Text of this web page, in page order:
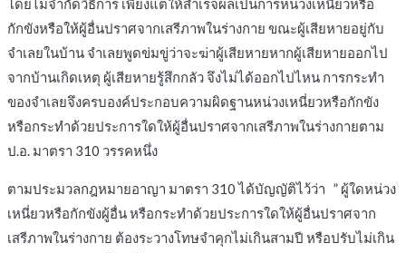
โดยไม่จำกัดวิธีการ เพียงแต่ให้สำเร็จผลเป็นการหน่วงเหนี่ยวหรือ
กักขังหรือให้ผู้อื่นปราศจากเสรีภาพในร่างกาย ขณะผู้เสียหายอยู่กับ
จำเลยในบ้าน จำเลยพูดข่มขู่ว่าจะฆ่าผู้เสียหายหากผู้เสียหายออกไป
จากบ้านเกิดเหตุ ผู้เสียหายรู้สึกกลัว จึงไม่ได้ออกไปไหน การกระทำ
ของจำเลยจึงครบองค์ประกอบความผิดฐานหน่วงเหนี่ยวหรือกักขัง
หรือกระทำด้วยประการใดให้ผู้อื่นปราศจากเสรีภาพในร่างกายตาม
ป.อ. มาตรา 310 วรรคหนึ่ง
ตามประมวลกฎหมายอาญา มาตรา 310 ได้บัญญัติไว้ว่า ” ผู้ใดหน่วง
เหนี่ยวหรือกักขังผู้อื่น หรือกระทำด้วยประการใดให้ผู้อื่นปราศจาก
เสรีภาพในร่างกาย ต้องระวางโทษจำคุกไม่เกินสามปี หรือปรับไม่เกิน